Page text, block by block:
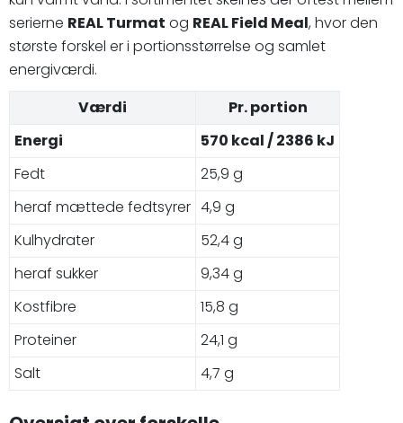
serierne REAL Turmat og REAL Field Meal, hvor den
største forskel er i portionsstørrelse og samlet
energiværdi.
Værdi
Pr. portion
Energi
570 kcal / 2386 kJ
Fedt
25,9 g
heraf mættede fedtsyrer 4,9 g
Kulhydrater
52,4 g
heraf sukker
9,34 g
Kostfibre
15,8 g
Proteiner
24,1 g
Salt
4,7 g